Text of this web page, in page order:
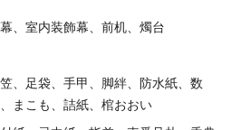
、室内装飾幕、前机、燭台
、足袋、手甲、脚絆、防水紙、数
まこも、詰紙、棺おおい